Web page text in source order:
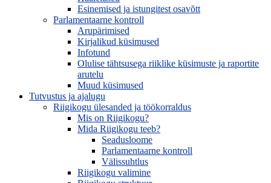
Esinemised ja istungitest osavõtt
Parlamentaarne kontroll
Arupärimised
Kirjalikud küsimused
Infotund
Olulise tähtsusega riiklike küsimuste ja raportite
arutelu
Muud küsimused
Tutvustus ja ajalugu
Riigikogu ülesanded ja töökorraldus
Mis on Riigikogu?
Mida Riigikogu teeb?
Seadusloome
Parlamentaarne kontroll
Välissuhtlus
Riigikogu valimine